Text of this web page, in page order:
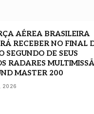
AÉREA BRASILEIRA
RECEBER NO FINAL
SEGUNDO DE SEUS
RADARES
MASTER 200
2026